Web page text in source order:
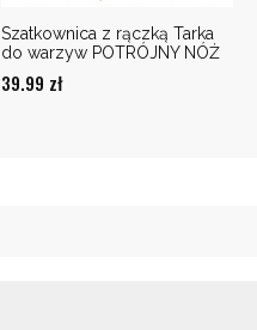
Szatkownica z rączką Tarka
do warzyw POTRÓJNY NÓŻ
39.99 zł